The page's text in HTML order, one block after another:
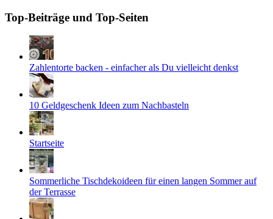
Top-Beiträge und Top-Seiten
Zahlentorte backen - einfacher als Du vielleicht denkst
10 Geldgeschenk Ideen zum Nachbasteln
Startseite
Sommerliche Tischdekoideen für einen langen Sommer auf
der Terrasse